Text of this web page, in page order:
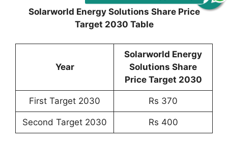
Solarworld Energy Solutions Share Price
Target 2030 Table
Year
Solarworld Energy
Solutions Share
Price Target 2030
First Target 2030 Rs 370
Second Target 2030 Rs 400